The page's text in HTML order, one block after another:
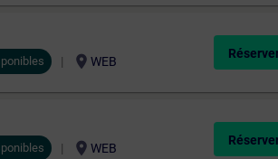
location_on WEB
location_on WEB